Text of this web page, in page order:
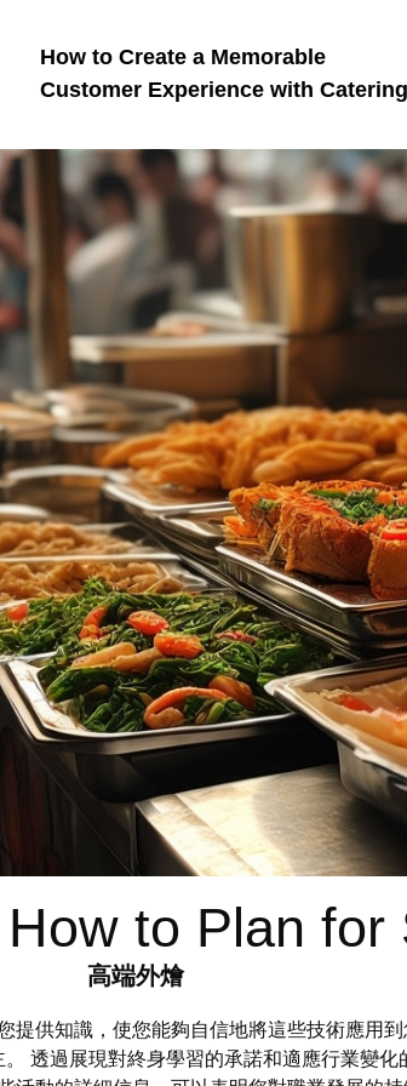
How to Create a Memorable
Customer Experience with Catering
to Plan for
高端外燴
提供知識，使您能夠自信地將這些技術應用
透過展現對終身學習的承諾和適應行業變